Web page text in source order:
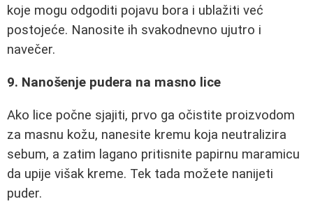
koje mogu odgoditi pojavu bora i ublažiti već
postojeće. Nanosite ih svakodnevno ujutro i
navečer.
9. Nanošenje pudera na masno lice
Ako lice počne sjajiti, prvo ga očistite proizvodom
za masnu kožu, nanesite kremu koja neutralizira
sebum, a zatim lagano pritisnite papirnu maramicu
da upije višak kreme. Tek tada možete nanijeti
puder.